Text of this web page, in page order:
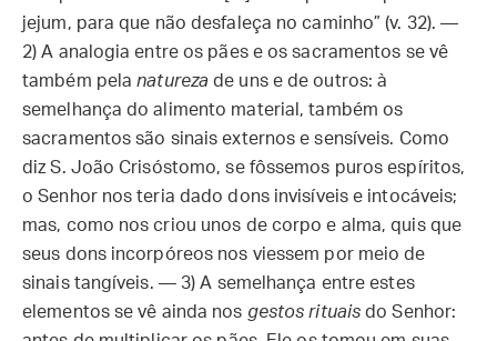
jejum, para que não desfaleça no caminho” (v. 32). —
2) A analogia entre os pães e os sacramentos se vê
também pelanatureza de uns e de outros: à
semelhança do alimento material, também os
sacramentos são sinais externos e sensíveis. Como
diz S. João Crisóstomo, se fôssemos puros espíritos,
o Senhor nos teria dado dons invisíveis e intocáveis;
mas, como nos criou unos de corpo e alma, quis que
seus dons incorpóreos nos viessem por meio de
sinais tangíveis. — 3) A semelhança entre estes
elementos se vê ainda nos gestos rituais do Senhor: